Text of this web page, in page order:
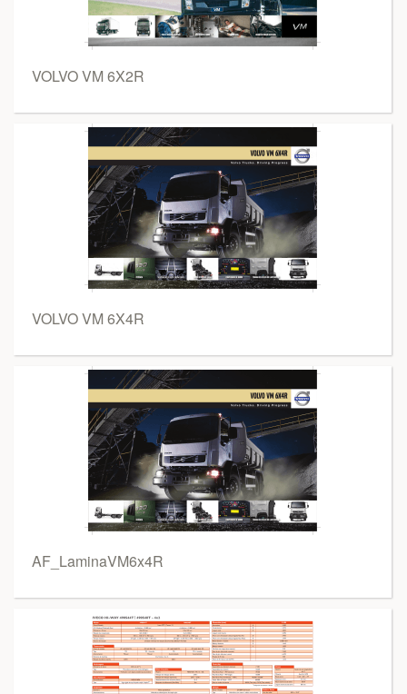
VOLVO VM 6X2R
VOLVO VM 6X4R
AF_LaminaVM6x4R